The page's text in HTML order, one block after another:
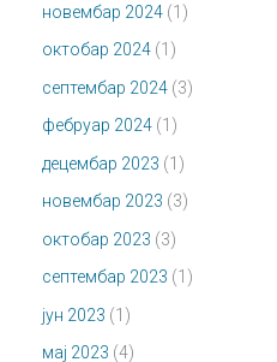
новембар 2024(1)
октобар 2024(1)
септембар 2024(3)
фебруар 2024(1)
децембар 2023 (1)
новембар 2023 (3)
октобар 2023 (3)
септембар 2023 (1)
јун 2023 (1)
мај 2023 (4)